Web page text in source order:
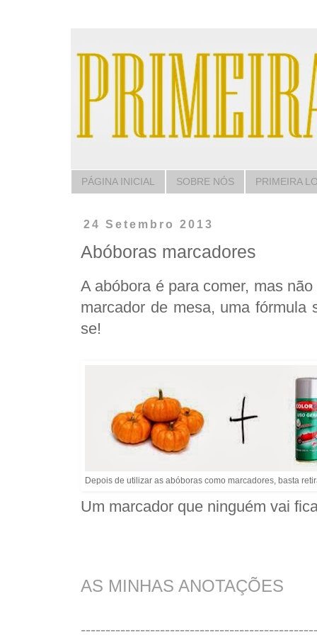
PÁGINA INICIAL SOBRE NÓS PRIMEIRA
24 Setembro 2013
Abóboras marcadores
A abóbora é para comer, mas
marcador de mesa, uma fórmula
se!
Depois de utilizar as abóboras como marcadores, basta
Um marcador que ninguém vai
AS MINHAS ANOTAÇÕES